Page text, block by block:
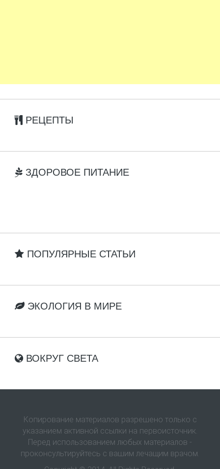
РЕЦЕПТЫ
ЗДОРОВОЕ ПИТАНИЕ
ПОПУЛЯРНЫЕ СТАТЬИ
ЭКОЛОГИЯ В МИРЕ
ВОКРУГ СВЕТА
Копирование материалов разрешено только с
указанием активной ссылки на первоисточник.
Перед использованием любых материалов -
проконсультируйтесь с вашим лечащим врачом.